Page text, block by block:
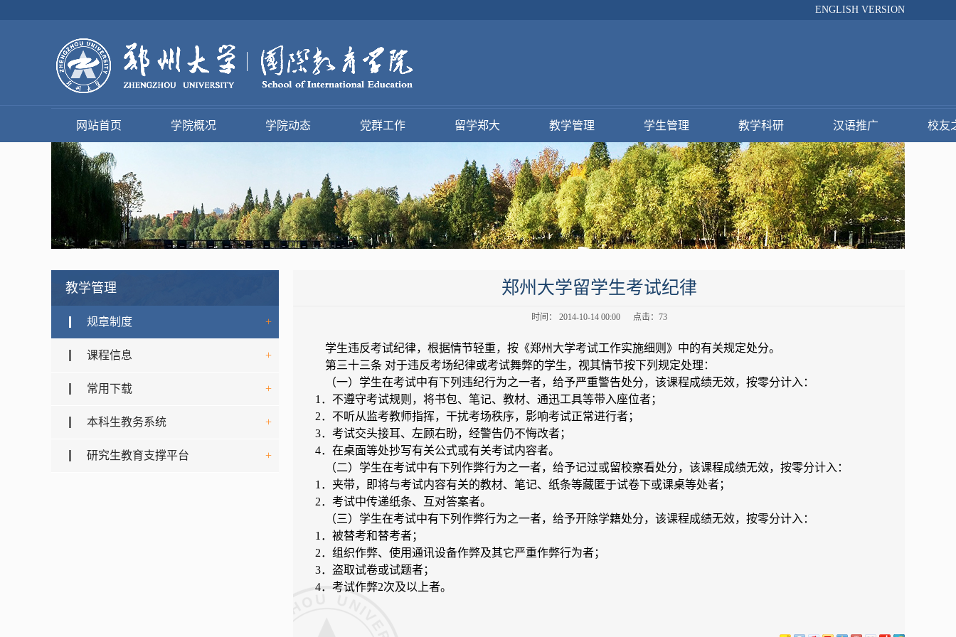
ENGLISH VERSION
网站首页 学院概况 学院动态 党群工作 留学郑大 教学管理 学生管理 教学科研 汉语推广 校友
教学管理
规章制度 +
课程信息 +
常用下载 +
本科生教务系统 +
研究生教育支撑平台 +
郑州大学留学生考试纪律
时间： 2014-10-14 00:00 点击： 73
学生违反考试纪律，根据情节轻重，按《郑州大学考试工作实施细则》中的有关规定处分。
第三十三条 对于违反考场纪律或考试舞弊的学生，视其情节按下列规定处理：
（一）学生在考试中有下列违纪行为之一者，给予严重警告处分，该课程成绩无效，按零分计入：
1．不遵守考试规则，将书包、笔记、教材、通迅工具等带入座位者；
2．不听从监考教师指挥，干扰考场秩序，影响考试正常进行者；
3．考试交头接耳、左顾右盼，经警告仍不悔改者；
4．在桌面等处抄写有关公式或有关考试内容者。
（二）学生在考试中有下列作弊行为之一者，给予记过或留校察看处分，该课程成绩无效，按零分计入：
1．夹带，即将与考试内容有关的教材、笔记、纸条等藏匿于试卷下或课桌等处者；
2．考试中传递纸条、互对答案者。
（三）学生在考试中有下列作弊行为之一者，给予开除学籍处分，该课程成绩无效，按零分计入：
1．被替考和替考者；
2．组织作弊、使用通讯设备作弊及其它严重作弊行为者；
3．盗取试卷或试题者；
4．考试作弊2次及以上者。